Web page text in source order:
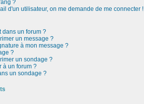
?
d'un utilisateur, on me demande de me connecter !
dans un forum ?
un message ?
à mon message ?
?
un sondage ?
à un forum ?
un sondage ?